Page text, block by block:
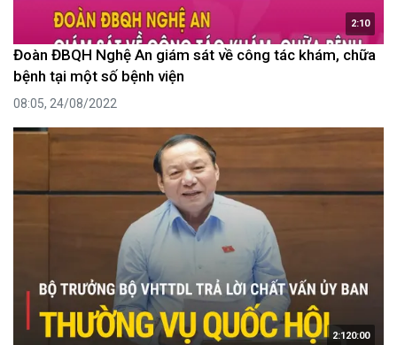
2:10
Đoàn ĐBQH Nghệ An giám sát về công tác khám, chữa
bệnh tại một số bệnh viện
08:05, 24/08/2022
2:120:00